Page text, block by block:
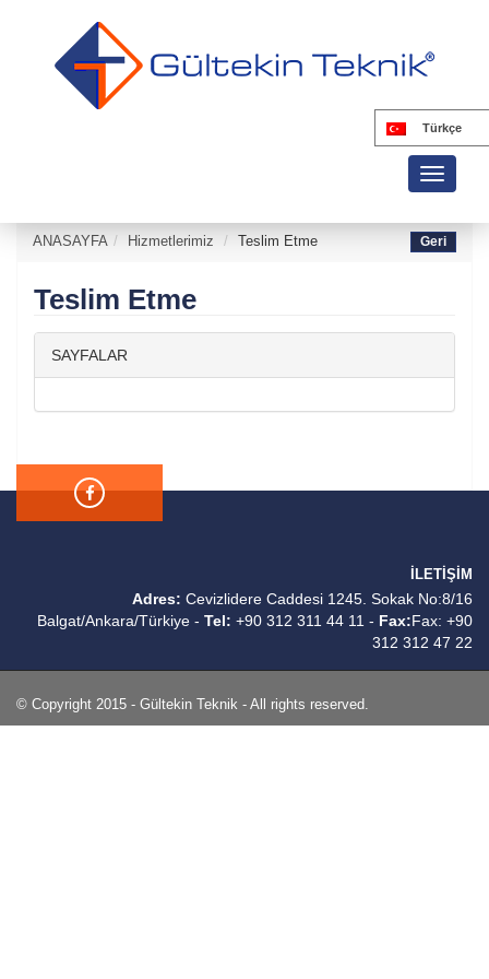
Türkçe
Toggle
ANASAYFA Hizmetlerimiz Teslim Etme
Teslim Etme
SAYFALAR
İLETİŞİM
Adres: Cevizlidere Caddesi 1245. Sokak No:8/16
Balgat/Ankara/Türkiye - Tel: +90 312 311 44 11 - Fax:Fax: +90
312 312 47 22
© Copyright 2015 - Gültekin Teknik - All rights reserved.